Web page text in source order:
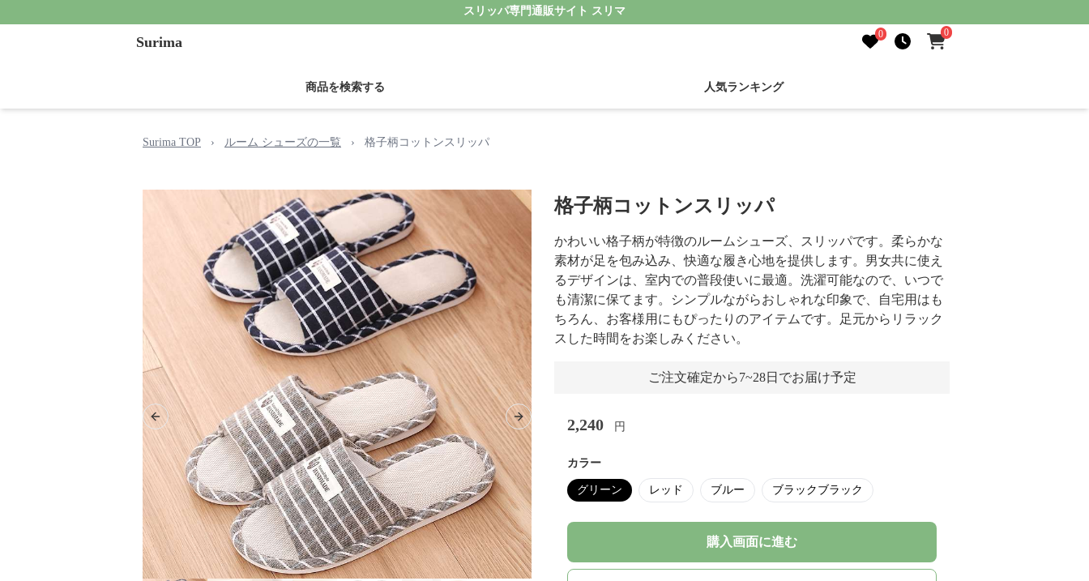
スリッパ専門通販サイト スリマ
Surima 0 0
商品を検索する 人気ランキング
Surima TOP › ルーム シューズの一覧 › 格子柄コットンスリッパ
Previous slide Next slide
格子柄コットンスリッパ
かわいい格子柄が特徴のルームシューズ、スリッパです。柔らかな
素材が足を包み込み、快適な履き心地を提供します。男女共に使え
るデザインは、室内での普段使いに最適。洗濯可能なので、いつで
も清潔に保てます。シンプルながらおしゃれな印象で、自宅用はも
ちろん、お客様用にもぴったりのアイテムです。足元からリラック
スした時間をお楽しみください。
ご注文確定から7~28日でお届け予定
2,240 円
カラー
グリーン レッド ブルー ブラックブラック
購入画面に進む